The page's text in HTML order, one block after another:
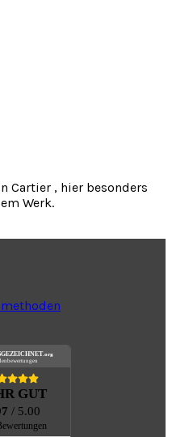
Cartier , hier besonders
Werk.
.org
GUT
/ 5.00